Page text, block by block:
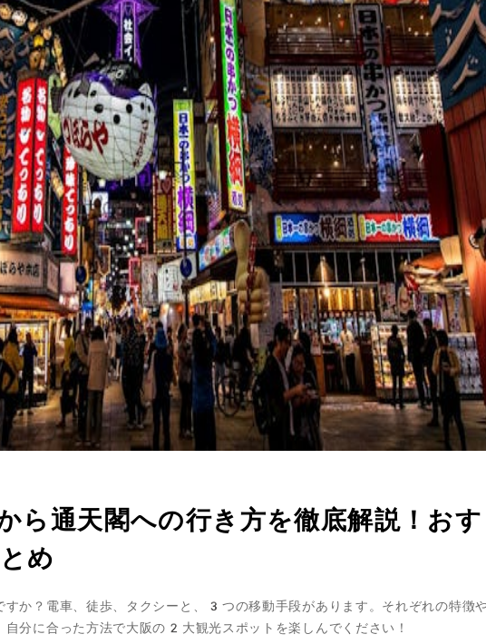
ら通天閣への行き方を徹底解説！おす
め
すか？電車、徒歩、タクシーと、3つの移動手段があります。それぞれの特徴
分に合った方法で大阪の2大観光スポットを楽しんでください！